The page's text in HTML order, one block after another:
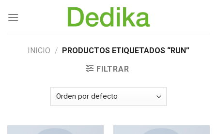
INICIO / PRODUCTOS ETIQUETADOS “RUN”
FILTRAR